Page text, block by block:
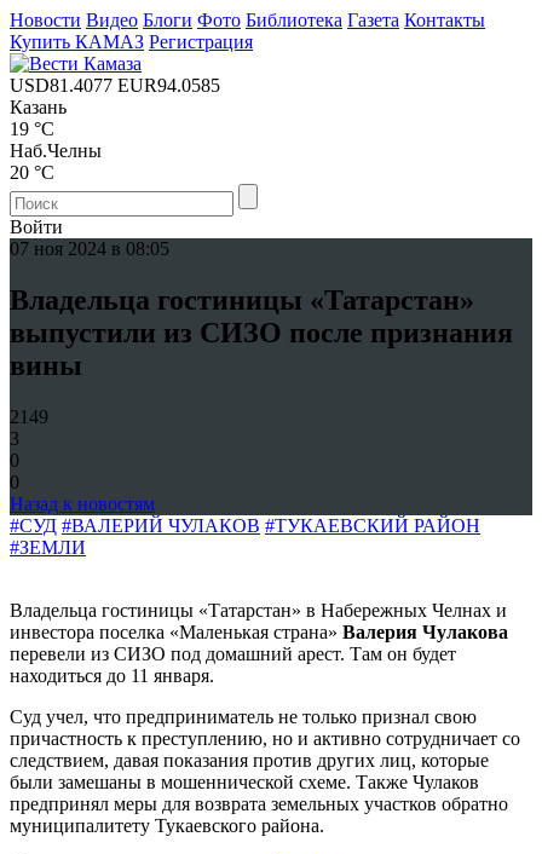
Новости Видео Блоги Фото Библиотека Газета Контакты
Купить КАМАЗ Регистрация
USD81.4077 EUR94.0585
Казань
19 °C
Наб.Челны
20 °C
Войти
07 ноя 2024 в 08:05
Владельца гостиницы «Татарстан»
выпустили из СИЗО после признания
вины
2149
3
0
0
Назад к новостям
#СУД #ВАЛЕРИЙ ЧУЛАКОВ #ТУКАЕВСКИЙ РАЙОН
#ЗЕМЛИ
Владельца гостиницы «Татарстан» в Набережных Челнах и
инвестора поселка «Маленькая страна» Валерия Чулакова
перевели из СИЗО под домашний арест. Там он будет
находиться до 11 января.
Суд учел, что предприниматель не только признал свою
причастность к преступлению, но и активно сотрудничает со
следствием, давая показания против других лиц, которые
были замешаны в мошеннической схеме. Также Чулаков
предпринял меры для возврата земельных участков обратно
муниципалитету Тукаевского района.